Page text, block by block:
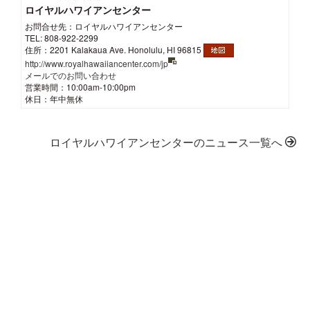
ロイヤルハワイアンセンター
お問合せ先：ロイヤルハワイアンセンター
TEL: 808-922-2299
住所：2201 Kalakaua Ave. Honolulu, HI 96815
http://www.royalhawaiiancenter.com/jp
メールでのお問い合わせ
営業時間：10:00am-10:00pm
休日：年中無休
ロイヤルハワイアンセンターのニュース一覧へ